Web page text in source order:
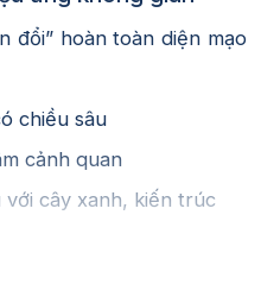
đổi” hoàn toàn diện mạo
chiều sâu
cảnh quan
cây xanh, kiến trúc